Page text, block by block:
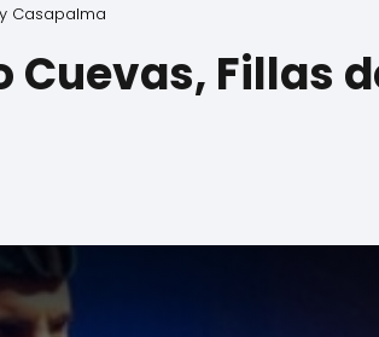
Casapalma
Cuevas, Fillas